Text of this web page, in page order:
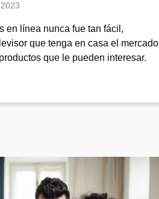
en línea nunca fue tan fácil,
que tenga en casa el mercado
que le pueden interesar.